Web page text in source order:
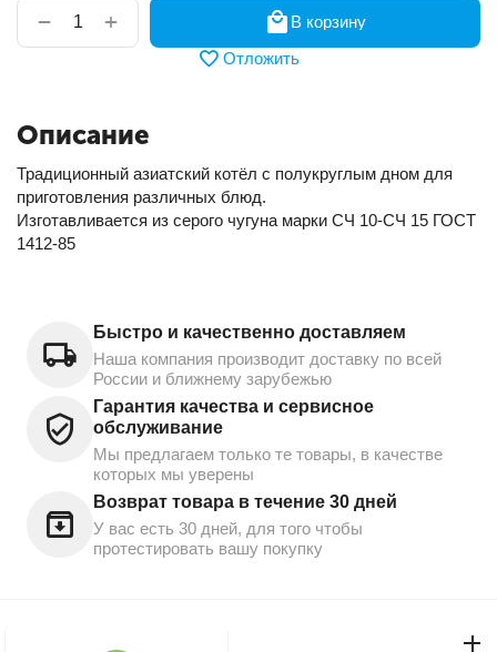
+
−
В корзину
Отложить
Описание
Традиционный азиатский котёл с полукруглым дном для
приготовления различных блюд.
Изготавливается из серого чугуна марки СЧ 10-СЧ 15 ГОСТ
1412-85
Быстро и качественно доставляем
Наша компания производит доставку по всей
России и ближнему зарубежью
Гарантия качества и сервисное
обслуживание
Мы предлагаем только те товары, в качестве
которых мы уверены
Возврат товара в течение 30 дней
У вас есть 30 дней, для того чтобы
протестировать вашу покупку